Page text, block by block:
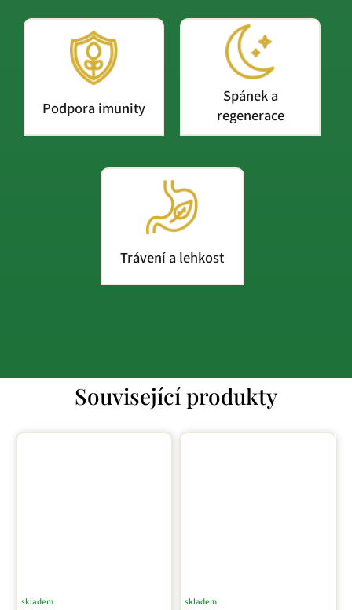
Podpora imunity
Spánek a
regenerace
Trávení a lehkost
Související produkty
skladem skladem